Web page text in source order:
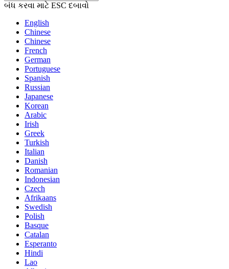
બંધ કરવા માટે ESC દબાવો
English
Chinese
Chinese
French
German
Portuguese
Spanish
Russian
Japanese
Korean
Arabic
Irish
Greek
Turkish
Italian
Danish
Romanian
Indonesian
Czech
Afrikaans
Swedish
Polish
Basque
Catalan
Esperanto
Hindi
Lao